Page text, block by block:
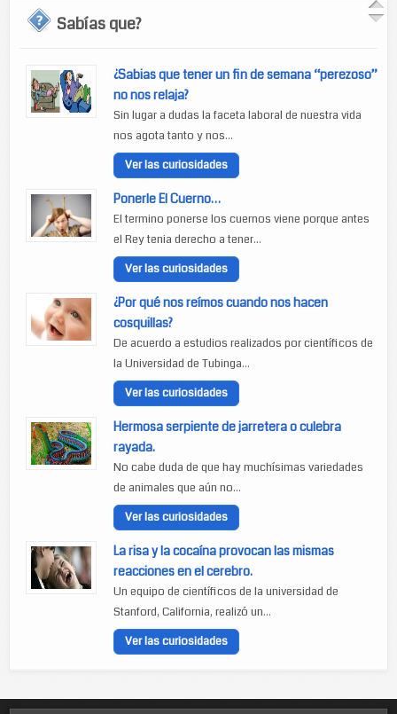
Sabías que?
¿Sabias que tener un fin de semana “perezoso”
no nos relaja?
Sin lugar a dudas la faceta laboral de nuestra vida
nos agota tanto y nos...
Ver las curiosidades
Ponerle El Cuerno…
El termino ponerse los cuernos viene porque antes
el Rey tenia derecho a tener...
Ver las curiosidades
¿Por qué nos reímos cuando nos hacen
cosquillas?
De acuerdo a estudios realizados por científicos de
la Universidad de Tubinga...
Ver las curiosidades
Hermosa serpiente de jarretera o culebra
rayada.
No cabe duda de que hay muchísimas variedades
de animales que aún no...
Ver las curiosidades
La risa y la cocaína provocan las mismas
reacciones en el cerebro.
Un equipo de científicos de la universidad de
Stanford, California, realizó un...
Ver las curiosidades